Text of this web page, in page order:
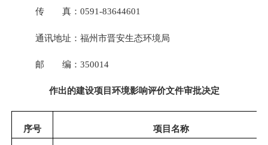
传 真： 0591-83644601
通讯地址：福州市晋安生态环境局
邮 编： 350014
作出的建设项目环境影响评价文件审批决定
序号 项目名称